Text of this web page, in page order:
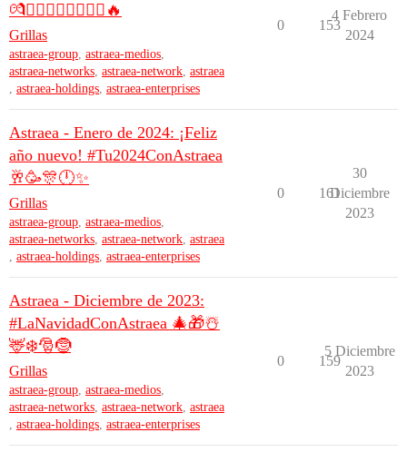
💏👩‍❤️‍💋‍👨👨‍❤️‍💋‍👨🔥
Grillas
astraea-group, astraea-medios,
astraea-networks, astraea-network, astraea
, astraea-holdings, astraea-enterprises
0 153
4 Febrero
2024
Astraea - Enero de 2024: ¡Feliz
año nuevo! #Tu2024ConAstraea
🥂🥳🎊🕛✨
Grillas
astraea-group, astraea-medios,
astraea-networks, astraea-network, astraea
, astraea-holdings, astraea-enterprises
0 161
30
Diciembre
2023
Astraea - Diciembre de 2023:
#LaNavidadConAstraea 🎄🎁☃️
🦌❄️🎅🤶
Grillas
astraea-group, astraea-medios,
astraea-networks, astraea-network, astraea
, astraea-holdings, astraea-enterprises
0 159
5 Diciembre
2023